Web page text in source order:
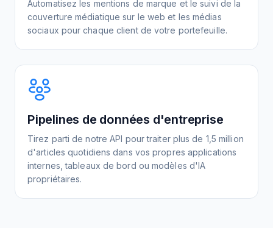
Automatisez les mentions de marque et le suivi de la
couverture médiatique sur le web et les médias
sociaux pour chaque client de votre portefeuille.
Pipelines de données d'entreprise
Tirez parti de notre API pour traiter plus de 1,5 million
d'articles quotidiens dans vos propres applications
internes, tableaux de bord ou modèles d'IA
propriétaires.